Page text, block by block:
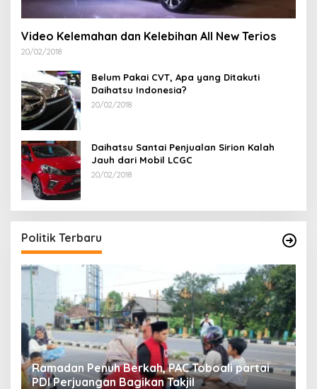
Video Kelemahan dan Kelebihan All New Terios
20/02/2018
Belum Pakai CVT, Apa yang Ditakuti
Daihatsu Indonesia?
20/02/2018
Daihatsu Santai Penjualan Sirion Kalah
Jauh dari Mobil LCGC
20/02/2018
Politik Terbaru
Ramadan Penuh Berkah, PAC Toboali partai
PDI Perjuangan Bagikan Takjil